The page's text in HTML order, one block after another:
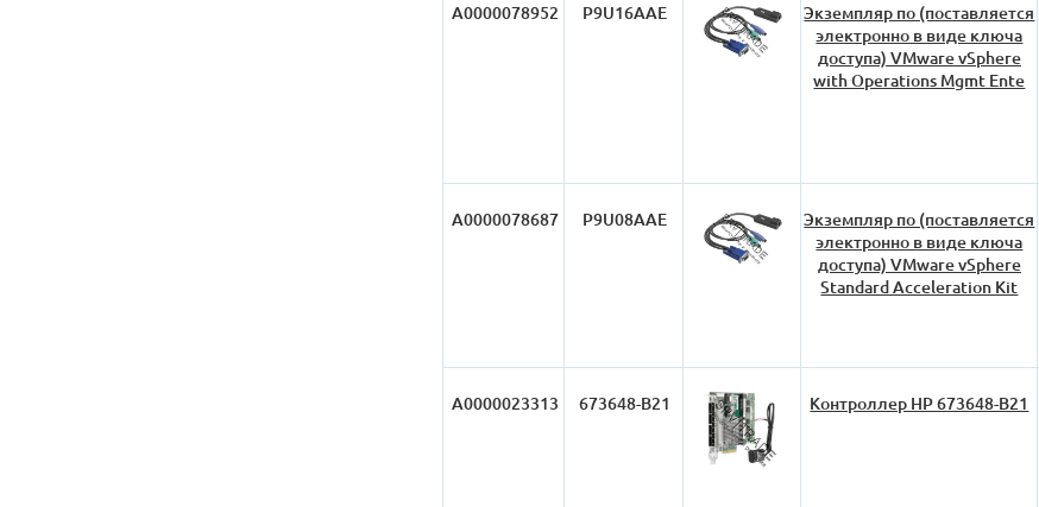
А0000078952 P9U16AAE
Экземпляр по (поставляется
электронно в виде ключа
доступа) VMware vSphere
with Operations Mgmt Ente
А0000078687 P9U08AAE
Экземпляр по (поставляется
электронно в виде ключа
доступа) VMware vSphere
Standard Acceleration Kit
А0000023313 673648-B21 Контроллер HP 673648-B21